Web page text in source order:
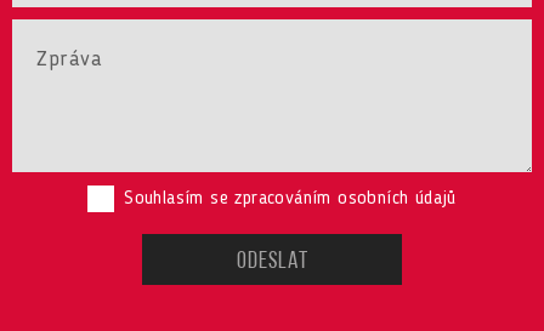
Souhlasím se zpracováním osobních údajů